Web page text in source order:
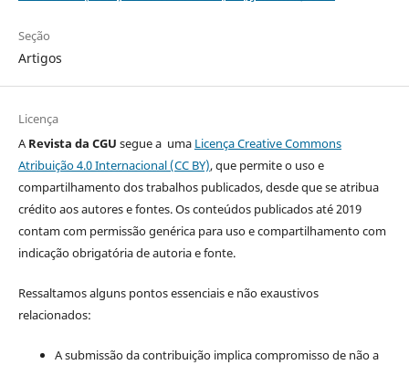
Seção
Artigos
Licença
ARevista da CGU segue a uma Licença Creative Commons
Atribuição 4.0 Internacional (CC BY), que permite o uso e
compartilhamento dos trabalhos publicados, desde que se atribua
crédito aos autores e fontes. Os conteúdos publicados até 2019
contam com permissão genérica para uso e compartilhamento com
indicação obrigatória de autoria e fonte.
Ressaltamos alguns pontos essenciais e não exaustivos
relacionados:
A submissão da contribuição implica compromisso de não a